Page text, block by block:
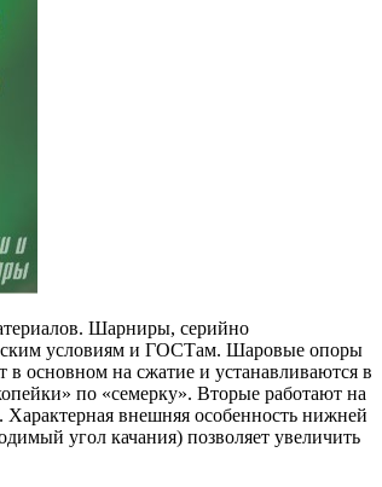
Шарниры, серийно
условиям и ГОСТам. Шаровые опоры
основном на сжатие и устанавливаются в
по «семерку». Вторые работают на
Характерная внешняя особенность нижней
угол качания) позволяет увеличить